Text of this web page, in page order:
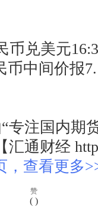
兑美元
币中间价报
注国内期
通财经
，查看更多
赞
( )